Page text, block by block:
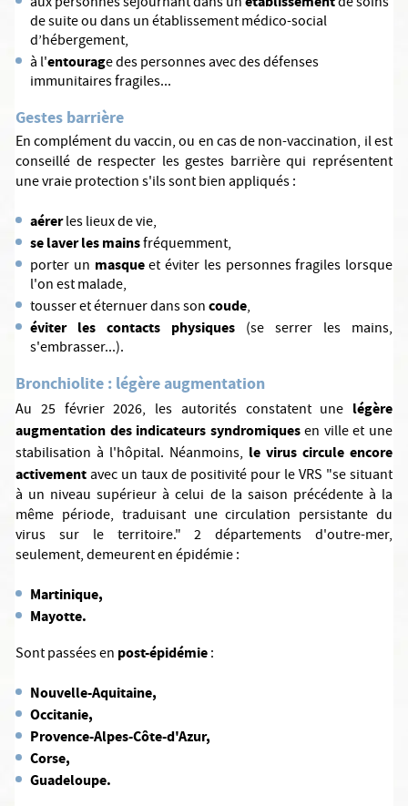
de suite ou dans un établissement médico-social
d’hébergement,
à l'entourage des personnes avec des défenses
immunitaires fragiles...
Gestes barrière
En complément du vaccin, ou en cas de non-vaccination, il est
conseillé de respecter les gestes barrière qui représentent
une vraie protection s'ils sont bien appliqués :
aérerles lieux de vie,
se laver les mainsfréquemment,
porter un masqueet éviter les personnes fragiles lorsque
l'on est malade,
tousser et éternuer dans soncoude,
éviter les contacts physiques (se serrer les mains,
s'embrasser...).
Bronchiolite : légère augmentation
Au 25 février 2026, les autorités constatent une légère
augmentation des indicateurs syndromiquesen ville et une
stabilisation à l'hôpital. Néanmoins, le virus circule encore
activementavec un taux de positivité pour le VRS "se situant
à un niveau supérieur à celui de la saison précédente à la
même période, traduisant une circulation persistante du
virus sur le territoire." 2 départements d'outre-mer,
seulement, demeurent en épidémie :
Martinique,
Mayotte.
Sont passées en post-épidémie:
Nouvelle-Aquitaine,
Occitanie,
Provence-Alpes-Côte-d'Azur,
Corse,
Guadeloupe.